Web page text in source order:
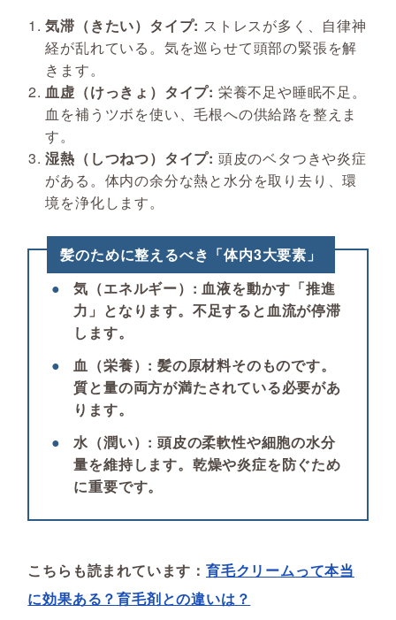
気滞（きたい）タイプ: ストレスが多く、自律神
経が乱れている。気を巡らせて頭部の緊張を解
きます。
血虚（けっきょ）タイプ: 栄養不足や睡眠不足。
血を補うツボを使い、毛根への供給路を整えま
す。
湿熱（しつねつ）タイプ: 頭皮のベタつきや炎症
がある。体内の余分な熱と水分を取り去り、環
境を浄化します。
髪のために整えるべき「体内3大要素」
●
気（エネルギー）: 血液を動かす「推進
力」となります。不足すると血流が停滞
します。
●
血（栄養）: 髪の原材料そのものです。
質と量の両方が満たされている必要があ
ります。
●
水（潤い）: 頭皮の柔軟性や細胞の水分
量を維持します。乾燥や炎症を防ぐため
に重要です。
こちらも読まれています： 育毛クリームって本当
に効果ある？育毛剤との違いは？